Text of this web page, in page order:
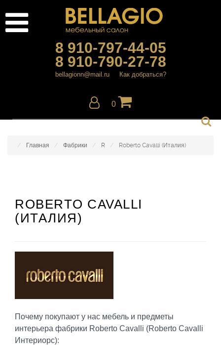
8 910-797-44-05
8 910-790-27-78
bellagionn@mail.ru Как добраться?
0
Главная Фабрики R Roberto Cavalli (Италия)
ROBERTO CAVALLI
(ИТАЛИЯ)
Почему покупают у нас мебель и предметы
интерьера фабрики Roberto Cavalli (Roberto Cavalli
Интериорс):